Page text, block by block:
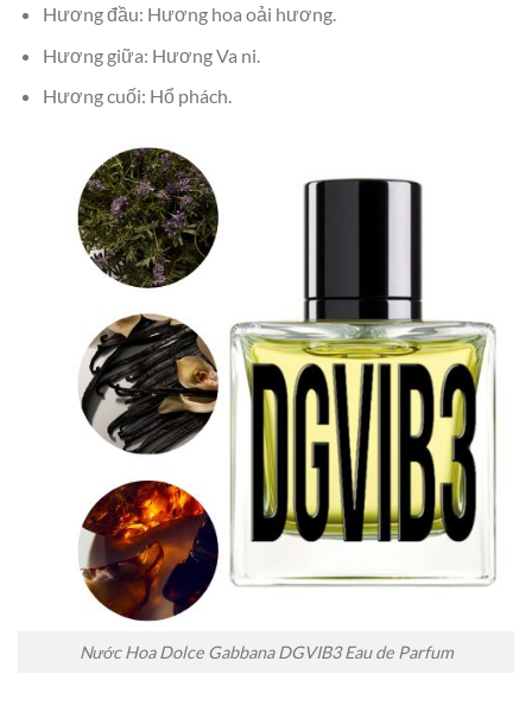
Hương đầu: Hương hoa oải hương.
Hương giữa: Hương Va ni.
Hương cuối: Hổ phách.
Nước Hoa Dolce Gabbana DGVIB3 Eau de Parfum